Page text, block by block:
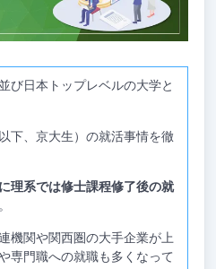
び日本トップレベルの大学と
下、京大生）の就活事情を徹
理系では修士課程修了後の就
機関や関西圏の大手企業が上
専門職への就職も多くなって